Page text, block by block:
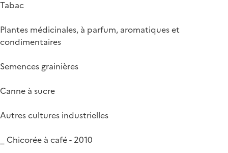
Tabac
Plantes médicinales, à parfum, aromatiques et
condimentaires
Semences grainières
Canne à sucre
Autres cultures industrielles
_ Chicorée à café - 2010